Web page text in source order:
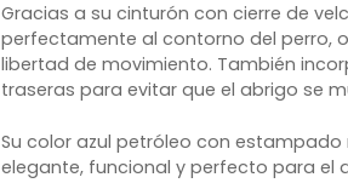
Gracias a su cinturón con cierre de
perfectamente al contorno del perro,
libertad de movimiento. También
traseras para evitar que el abrigo se
Su color azul petróleo con
elegante, funcional y perfecto para el